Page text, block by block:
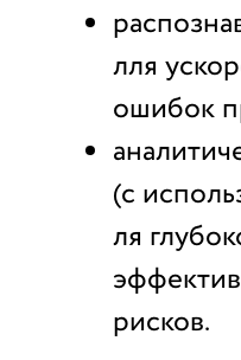
лля
ошибок
(с
ля
рисков.